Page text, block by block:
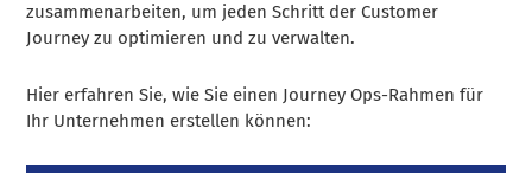
zusammenarbeiten, um jeden Schritt der Customer
Journey zu optimieren und zu verwalten.
Hier erfahren Sie, wie Sie einen Journey Ops-Rahmen für
Ihr Unternehmen erstellen können: